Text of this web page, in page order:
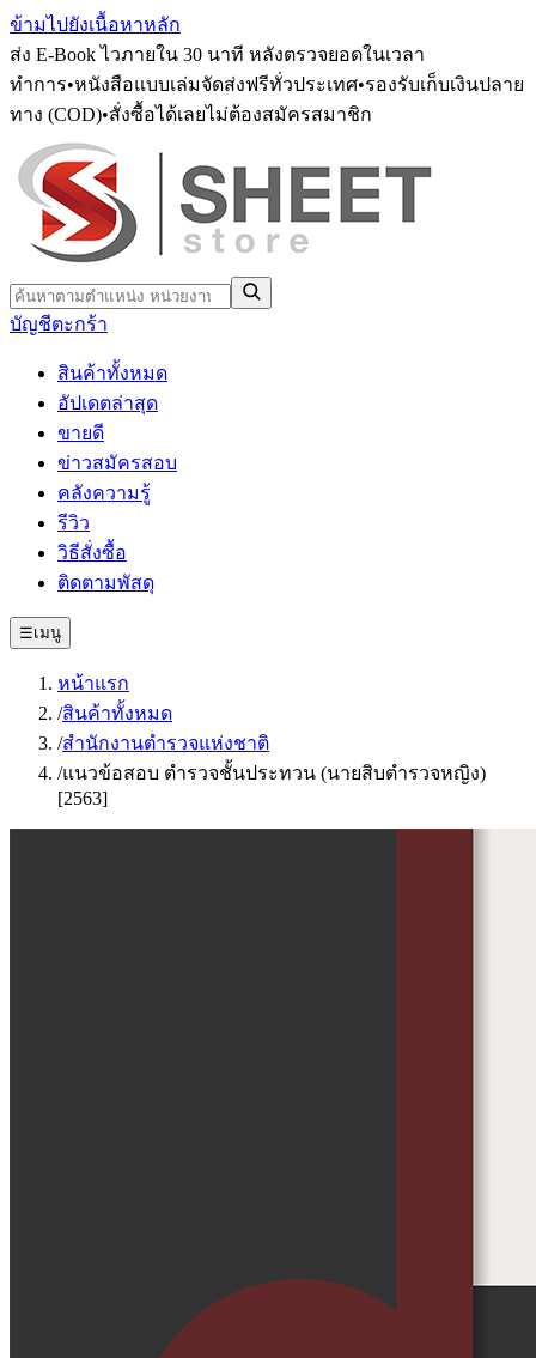
ข้ามไปยังเนื้อหาหลัก
ส่ง E-Book ไวภายใน 30 นาที หลังตรวจยอดในเวลา
ทำการ•หนังสือแบบเล่มจัดส่งฟรีทั่วประเทศ•รองรับเก็บเงินปลาย
ทาง (COD)•สั่งซื้อได้เลยไม่ต้องสมัครสมาชิก
บัญชีตะกร้า
สินค้าทั้งหมด
อัปเดตล่าสุด
ขายดี
ข่าวสมัครสอบ
คลังความรู้
รีวิว
วิธีสั่งซื้อ
ติดตามพัสดุ
☰เมนู
หน้าแรก
/สินค้าทั้งหมด
/สำนักงานตำรวจแห่งชาติ
/แนวข้อสอบ ตำรวจชั้นประทวน (นายสิบตำรวจหญิง)
[2563]